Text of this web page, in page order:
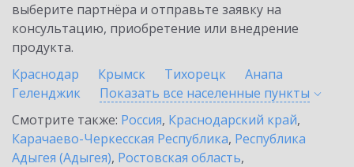
выберите партнёра и отправьте заявку на
консультацию, приобретение или внедрение
продукта.
Краснодар
Крымск Тихорецк
Анапа
Геленджик
Показать все населенные пункты
Смотрите также: Россия, Краснодарский край,
Карачаево-Черкесская Республика, Республика
Адыгея (Адыгея), Ростовская область,